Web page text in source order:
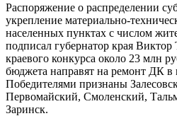
Распоряжение о распределении
укрепление материально-
населенных пунктах с числом
подписал губернатор края
краевого конкурса около 23 млн
бюджета направят на ремонт ДК в
Победителями признаны
Первомайский, Смоленский,
Заринск.